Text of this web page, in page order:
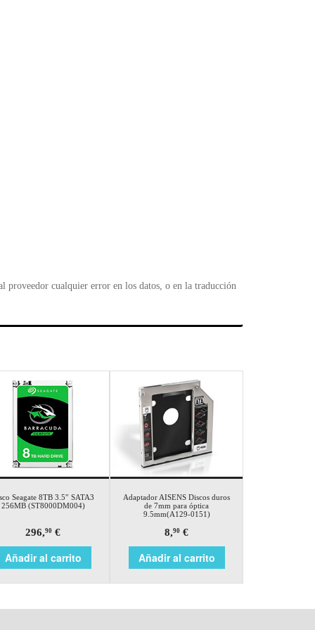
proveedor cualquier error en los datos, o en la traducción
Seagate 8TB 3.5″ SATA3
256MB (ST8000DM004)
296,90 €
Añadir al carrito
Adaptador AISENS Discos duros
de 7mm para óptica
9.5mm(A129-0151)
8,90 €
Añadir al carrito